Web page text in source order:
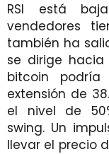
RSI está
vendedores
también ha
se dirige
bitcoin
extensión de
el nivel de
swing. Un
llevar el precio